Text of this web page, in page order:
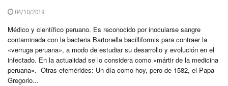
04/10/2019
Médico y científico peruano. Es reconocido por inocularse sangre
contaminada con la bacteria Bartonella bacilliformis para contraer la
«verruga peruana», a modo de estudiar su desarrollo y evolución en el
infectado. En la actualidad se lo considera como «mártir de la medicina
peruana». Otras efemérides: Un día como hoy, pero de 1582, el Papa
Gregorio...